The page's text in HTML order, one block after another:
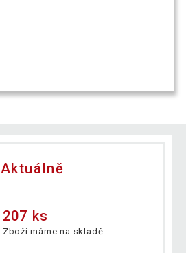
Aktuálně
207 ks
Zboží máme na skladě